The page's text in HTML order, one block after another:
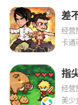
差
经营
卡通
指
经营
美少